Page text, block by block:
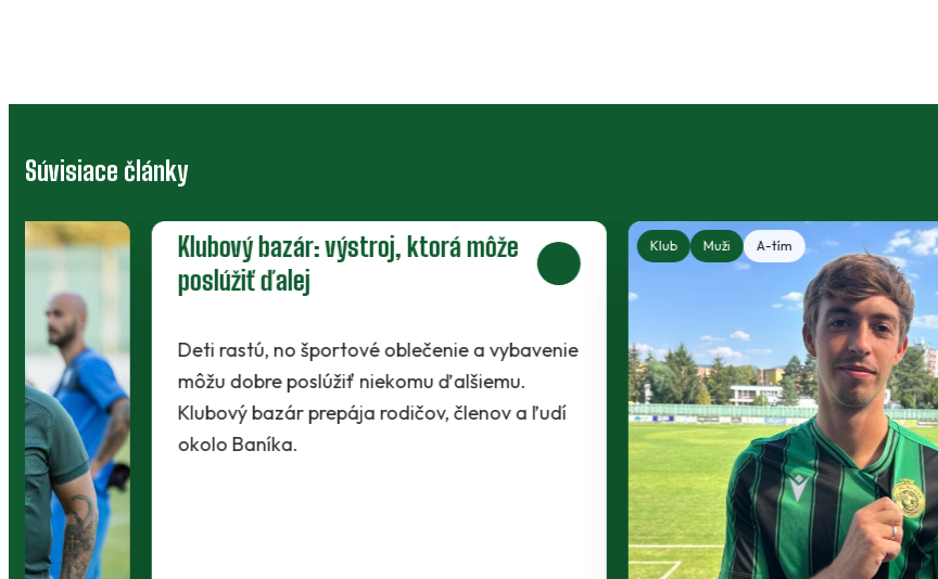
Súvisiace články
Klubový bazár: výstroj, ktorá môže
poslúžiť ďalej
Deti rastú, no športové oblečenie a vybavenie
môžu dobre poslúžiť niekomu ďalšiemu.
Klubový bazár prepája rodičov, členov a ľudí
okolo Baníka.
Klub A-tím